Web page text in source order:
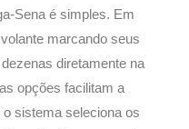
Sena é simples. Em
marcando seus
diretamente na
opções facilitam a
sistema seleciona os